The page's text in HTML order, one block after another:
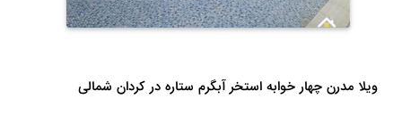
ویلا مدرن چهار خوابه استخر آبگرم ستاره در کردان شمالی